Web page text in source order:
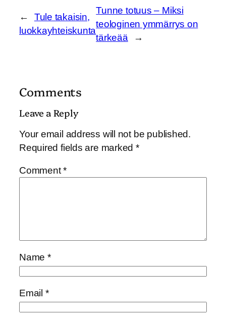
←
Tule takaisin,
luokkayhteiskunta
Tunne totuus – Miksi
teologinen ymmärrys on
tärkeää
→
Comments
Leave a Reply
Your email address will not be published.
Required fields are marked*
Comment*
Name *
Email *